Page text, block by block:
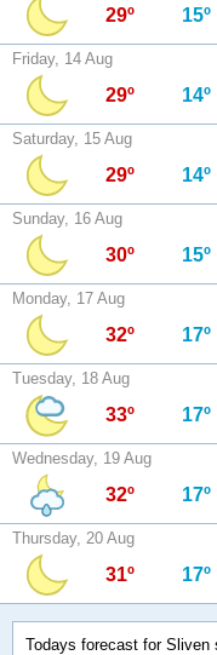
29º 15º
Friday, 14 Aug
29º 14º
Saturday, 15 Aug
29º 14º
Sunday, 16 Aug
30º 15º
Monday, 17 Aug
32º 17º
Tuesday, 18 Aug
33º 17º
Wednesday, 19 Aug
32º 17º
Thursday, 20 Aug
31º 17º
Todays forecast for Sliven